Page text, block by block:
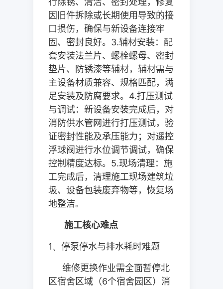
因旧件拆除或长期使用导致的接
口损伤，确保与新设备连接牢
固、密封良好。 3.辅材安装：配
套安装法兰片、螺栓螺母、密封
垫片、防锈漆等辅材，辅材需与
主设备材质兼容、规格匹配，满
足安装及防腐要求。 4.打压测试
与调试：新设备安装完成后，对
消防供水管网进行打压测试，验
证密封性能及承压能力；对遥控
浮球阀进行水位调节调试，确保
控制精度达标。 5.现场清理：施
工完成后，清理施工现场建筑垃
圾、设备包装废弃物等，恢复场
地整洁。
施工核心难点
1、停泵停水与排水耗时难题
维修更换作业需全面暂停北
区宿舍区域（6个宿舍园区）消